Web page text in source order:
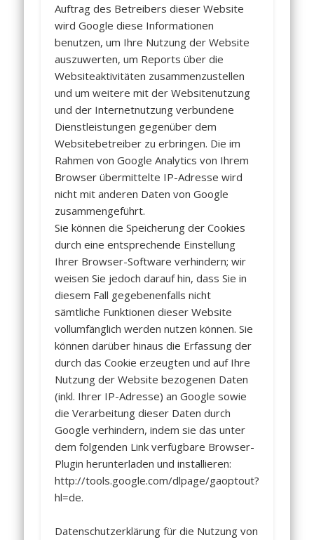
Auftrag des Betreibers dieser Website
wird Google diese Informationen
benutzen, um Ihre Nutzung der Website
auszuwerten, um Reports über die
Websiteaktivitäten zusammenzustellen
und um weitere mit der Websitenutzung
und der Internetnutzung verbundene
Dienstleistungen gegenüber dem
Websitebetreiber zu erbringen. Die im
Rahmen von Google Analytics von Ihrem
Browser übermittelte IP-Adresse wird
nicht mit anderen Daten von Google
zusammengeführt.
Sie können die Speicherung der Cookies
durch eine entsprechende Einstellung
Ihrer Browser-Software verhindern; wir
weisen Sie jedoch darauf hin, dass Sie in
diesem Fall gegebenenfalls nicht
sämtliche Funktionen dieser Website
vollumfänglich werden nutzen können. Sie
können darüber hinaus die Erfassung der
durch das Cookie erzeugten und auf Ihre
Nutzung der Website bezogenen Daten
(inkl. Ihrer IP-Adresse) an Google sowie
die Verarbeitung dieser Daten durch
Google verhindern, indem sie das unter
dem folgenden Link verfügbare Browser-
Plugin herunterladen und installieren:
http://tools.google.com/dlpage/gaoptout?
hl=de.
Datenschutzerklärung für die Nutzung von